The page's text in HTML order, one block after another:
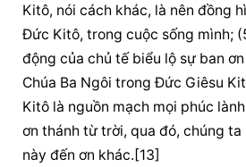
Kitô, nói cách khác, là nên đồng
Đức Kitô, trong cuộc sống mình;
động của chủ tế biểu lộ sự ban
Chúa Ba Ngôi trong Đức Giêsu
Kitô là nguồn mạch mọi phúc
ơn thánh từ trời, qua đó, chúng ta
này đến ơn khác.[13]